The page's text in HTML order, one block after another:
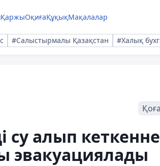
ҚаржыОқиғаҚұқықМақалалар
#Салыстырмалы Қазақстан #Халық
су алып
эвакуациялады